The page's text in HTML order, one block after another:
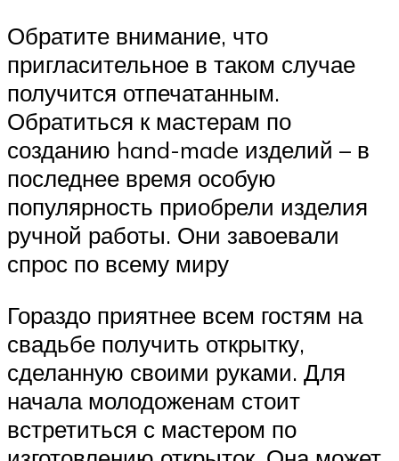
Обратите внимание, что
пригласительное в таком случае
получится отпечатанным.
Обратиться к мастерам по
созданию hand-made изделий – в
последнее время особую
популярность приобрели изделия
ручной работы. Они завоевали
спрос по всему миру
Гораздо приятнее всем гостям на
свадьбе получить открытку,
сделанную своими руками. Для
начала молодоженам стоит
встретиться с мастером по